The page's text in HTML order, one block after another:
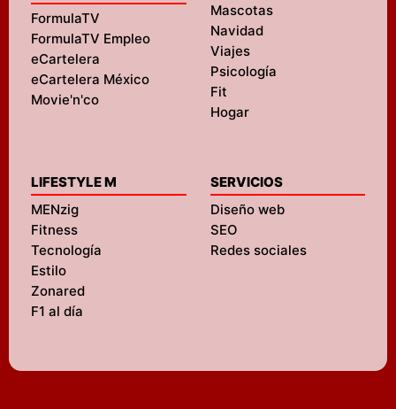
FormulaTV
FormulaTV Empleo
eCartelera
eCartelera México
Movie'n'co
Mascotas
Navidad
Viajes
Psicología
Fit
Hogar
LIFESTYLE M
MENzig
Fitness
Tecnología
Estilo
Zonared
F1 al día
SERVICIOS
Diseño web
SEO
Redes sociales